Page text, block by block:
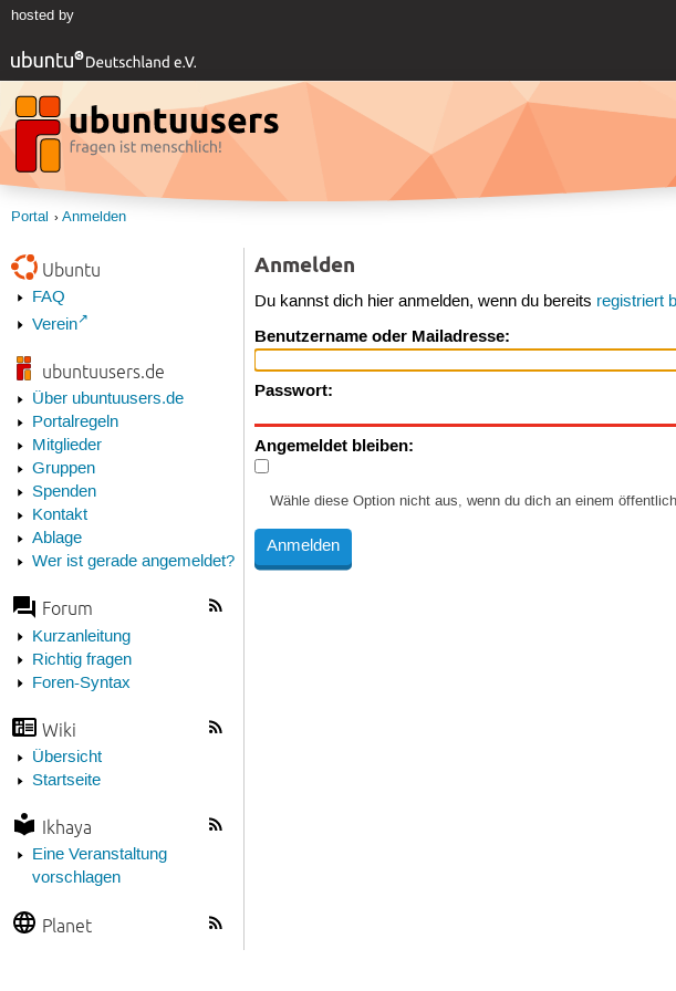
hosted by
Portal Anmelden
Ubuntu
FAQ
Verein
ubuntuusers.de
Über ubuntuusers.de
Portalregeln
Mitglieder
Gruppen
Spenden
Kontakt
Ablage
Wer ist gerade angemeldet?
Forum
Kurzanleitung
Richtig fragen
Foren-Syntax
Wiki
Übersicht
Startseite
Ikhaya
Eine Veranstaltung
vorschlagen
Planet
Anmelden
Du kannst dich hier anmelden, wenn du bereits registriert
Benutzername oder Mailadresse:
Passwort:
Angemeldet bleiben:
Wähle diese Option nicht aus, wenn du dich an einem